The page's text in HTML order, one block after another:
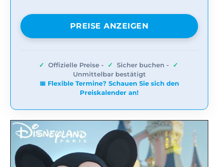
PREISE ANZEIGEN
✓ Offizielle Preise - ✓ Sicher buchen -
✓
Unmittelbar bestätigt
📅 Flexible Termine? Schauen Sie sich den
Preiskalender an!